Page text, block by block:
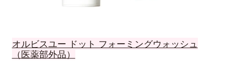
オルビスユー ドット フォーミングウォッシュ
（医薬部外品）